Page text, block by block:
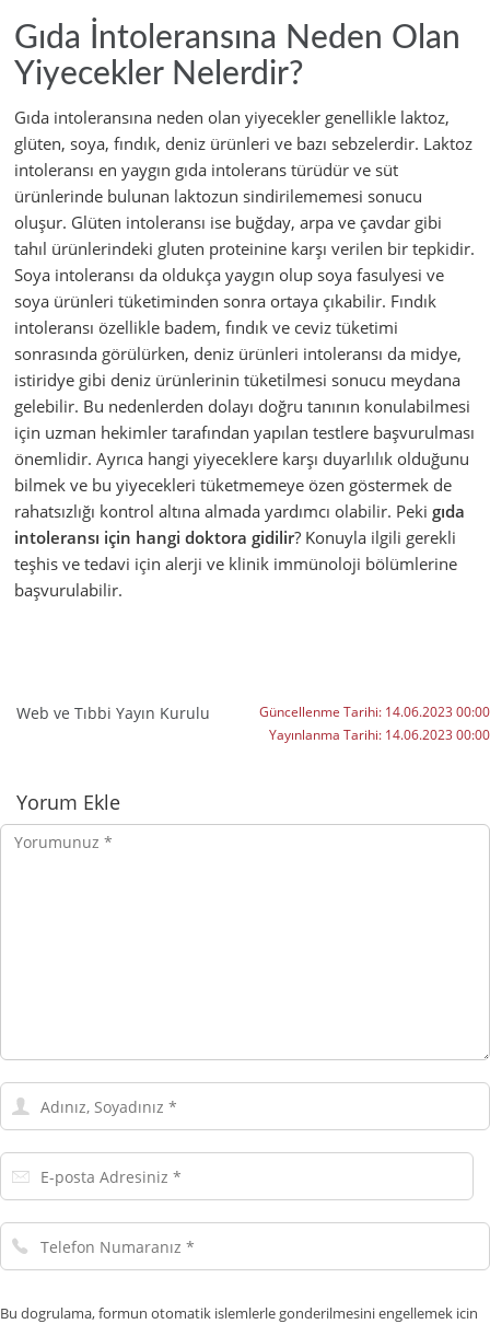
Gıda İntoleransına Neden Olan
Yiyecekler Nelerdir?
Gıda intoleransına neden olan yiyecekler genellikle laktoz,
glüten, soya, fındık, deniz ürünleri ve bazı sebzelerdir. Laktoz
intoleransı en yaygın gıda intolerans türüdür ve süt
ürünlerinde bulunan laktozun sindirilememesi sonucu
oluşur. Glüten intoleransı ise buğday, arpa ve çavdar gibi
tahıl ürünlerindeki gluten proteinine karşı verilen bir tepkidir.
Soya intoleransı da oldukça yaygın olup soya fasulyesi ve
soya ürünleri tüketiminden sonra ortaya çıkabilir. Fındık
intoleransı özellikle badem, fındık ve ceviz tüketimi
sonrasında görülürken, deniz ürünleri intoleransı da midye,
istiridye gibi deniz ürünlerinin tüketilmesi sonucu meydana
gelebilir. Bu nedenlerden dolayı doğru tanının konulabilmesi
için uzman hekimler tarafından yapılan testlere başvurulması
önemlidir. Ayrıca hangi yiyeceklere karşı duyarlılık olduğunu
bilmek ve bu yiyecekleri tüketmemeye özen göstermek de
rahatsızlığı kontrol altına almada yardımcı olabilir. Peki gıda
intoleransı için hangi doktora gidilir? Konuyla ilgili gerekli
teşhis ve tedavi için alerji ve klinik immünoloji bölümlerine
başvurulabilir.
Web ve Tıbbi Yayın Kurulu Güncellenme Tarihi: 14.06.2023 00:00
Yayınlanma Tarihi: 14.06.2023 00:00
Yorumlar
Yorum Ekle
Yorumunuz
Adınız,
Soyadınız
E-
posta
Telefon
Numaranız
Bu dogrulama, formun otomatik islemlerle gonderilmesini engellemek icin